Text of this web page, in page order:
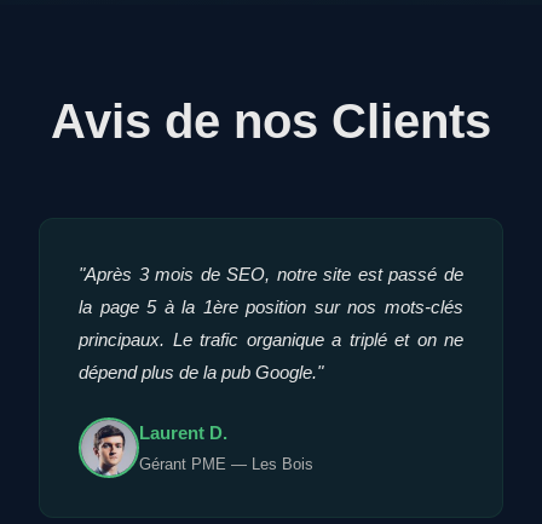
Avis de nos Clients
"Après 3 mois de SEO, notre site est passé de
la page 5 à la 1ère position sur nos mots-clés
principaux. Le trafic organique a triplé et on ne
dépend plus de la pub Google."
Laurent D.
Gérant PME — Les Bois